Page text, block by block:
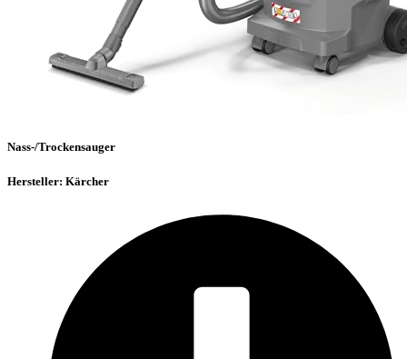
Nass-/Trockensauger
Hersteller: Kärcher